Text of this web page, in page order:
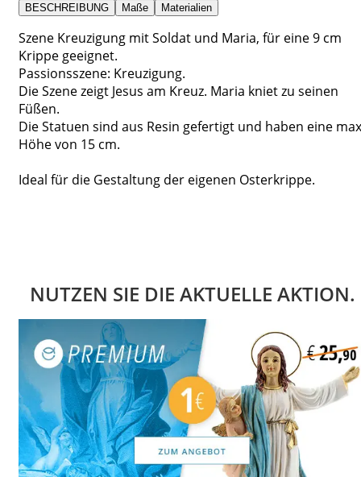
BESCHREIBUNG Maße Materialien
Szene Kreuzigung mit Soldat und Maria, für eine 9 cm
Krippe geeignet.
Passionsszene: Kreuzigung.
Die Szene zeigt Jesus am Kreuz. Maria kniet zu seinen
Füßen.
Die Statuen sind aus Resin gefertigt und haben eine
Höhe von 15 cm.
Ideal für die Gestaltung der eigenen Osterkrippe.
NUTZEN SIE DIE AKTUELLE AKTION.